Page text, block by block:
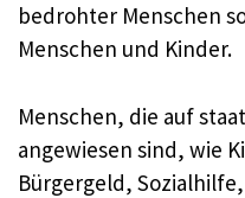
bedrohter Menschen
Menschen und Kinder.
Menschen, die auf
angewiesen sind, wie
Bürgergeld,